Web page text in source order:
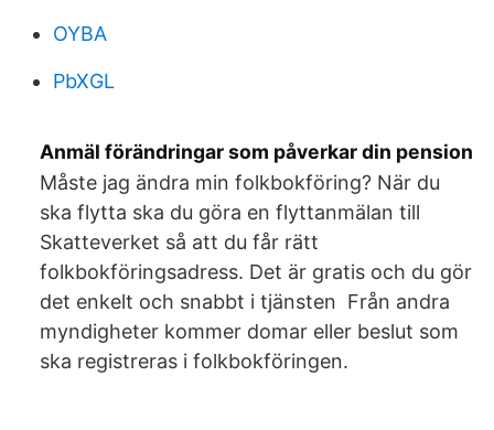
OYBA
PbXGL
Anmäl förändringar som påverkar din pension
Måste jag ändra min folkbokföring? När du
ska flytta ska du göra en flyttanmälan till
Skatteverket så att du får rätt
folkbokföringsadress. Det är gratis och du gör
det enkelt och snabbt i tjänsten Från andra
myndigheter kommer domar eller beslut som
ska registreras i folkbokföringen.